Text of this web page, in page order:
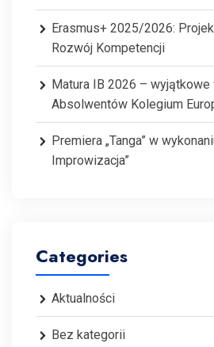
Erasmus+ 2025/2026:
Rozwój Kompetencji
Matura IB 2026 – wyjątkowe
Absolwentów Kolegium
Premiera „Tanga” w
Improwizacja”
Categories
Aktualności
Bez kategorii